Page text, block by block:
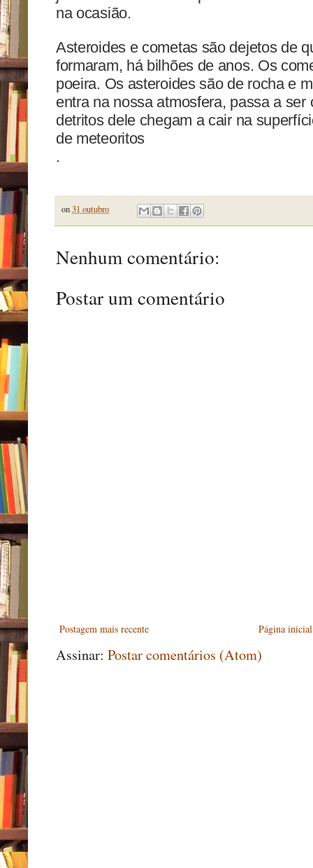
na ocasião.
Asteroides e cometas são dejetos de
formaram, há bilhões de anos. Os
poeira. Os asteroides são de rocha e
entra na nossa atmosfera, passa a
detritos dele chegam a cair na
de meteoritos
.
on31 outubro
Nenhum comentário:
Postar um comentário
Postagem mais recente Página inicial
Assinar: Postar comentários (Atom)